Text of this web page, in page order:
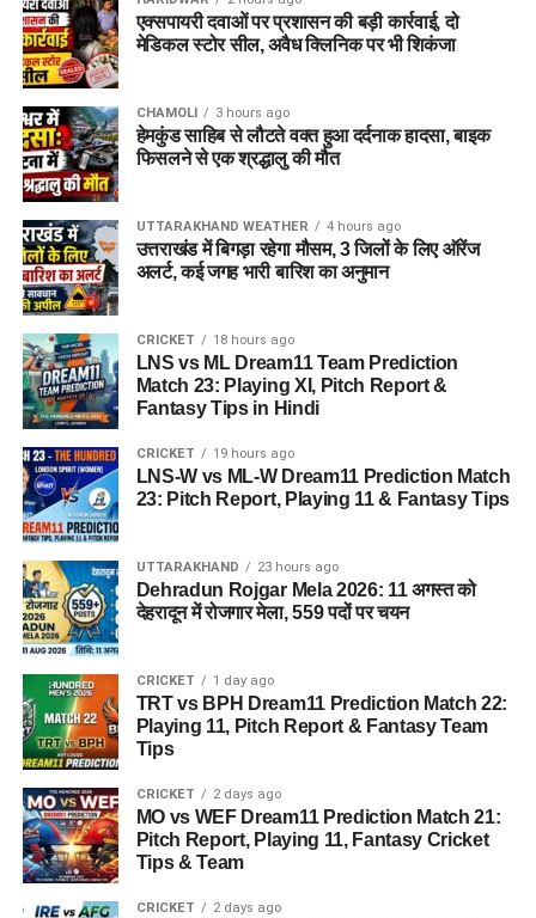
निकाली गई हैं, जो उन अभ्यर्थियों के लिए एक शानदार मौका है जो दिल्ली के
सरकारी स्कूलों में शिक्षक बनने का सपना देख रहे हैं। इसके अलावा
टेक्निकल और साइंटिफिक बैकग्राउंड वाले युवाओं के लिए भी पर्याप्त पद
उपलब्ध हैं।
प्रमुख पदों की सूची नीचे दी गई है:
क्र.सं.
Name)
1.
ट्रेंड ग्रेजुएट टीचर –
675
2.
स्पेशल एजुकेटर
(प्राइमरी)
3.
ट्रेंड ग्रेजुएट टीचर –
एजुकेशन)
4. डोमेस्टिक साइंस टीचर
129
5.
A)
6.
जूनियर साइंटिफिक
81
7.
अन्य पद (लिफ्ट ऑपरेटर,
फिटर ग्रेड-II, आदि)
356
कुल
नोट: जूनियर साइंटिफिक असिस्टेंट के तहत बायोलॉजी, बैलिस्टिक्स,
केमिस्ट्री, डॉक्यूमेंट्स, फिंगरप्रिंट, फोटो, क्राइम सीन और फिजिक्स जैसे
विभिन्न विषयों के विशेषज्ञ पदों को शामिल किया गया है।
एक्सपायरी दवाओं पर प्रशासन की बड़ी कार्रवाई, दो
मेडिकल स्टोर सील, अवैध क्लिनिक पर भी शिकंजा
CHAMOLI 3 hours ago
हेमकुंड साहिब से लौटते वक्त हुआ दर्दनाक हादसा, बाइक
फिसलने से एक श्रद्धालु की मौत
UTTARAKHAND WEATHER 4 hours ago
उत्तराखंड में बिगड़ा रहेगा मौसम, 3 जिलों के लिए ऑरेंज
अलर्ट, कई जगह भारी बारिश का अनुमान
CRICKET 18 hours ago
LNS vs ML Dream11 Team Prediction
Match 23: Playing XI, Pitch Report &
Fantasy Tips in Hindi
CRICKET 19 hours ago
LNS-W vs ML-W Dream11 Prediction Match
23: Pitch Report, Playing 11 & Fantasy Tips
UTTARAKHAND 23 hours ago
Dehradun Rojgar Mela 2026: 11 अगस्त को
देहरादून में रोजगार मेला, 559 पदों पर चयन
CRICKET 1 day ago
TRT vs BPH Dream11 Prediction Match 22:
Playing 11, Pitch Report & Fantasy Team
Tips
CRICKET 2 days ago
MO vs WEF Dream11 Prediction Match 21:
Pitch Report, Playing 11, Fantasy Cricket
Tips & Team
CRICKET 2 days ago